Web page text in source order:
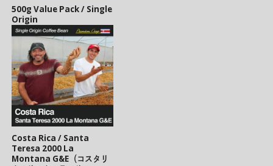
500g Value Pack / Single
Origin
Costa Rica / Santa
Teresa 2000 La
Montana G&E（コスタリ